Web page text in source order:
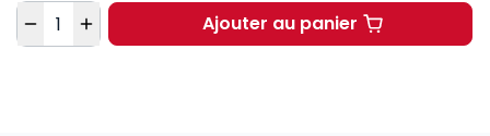
Quantité Ajouter au panierDroit administratif.